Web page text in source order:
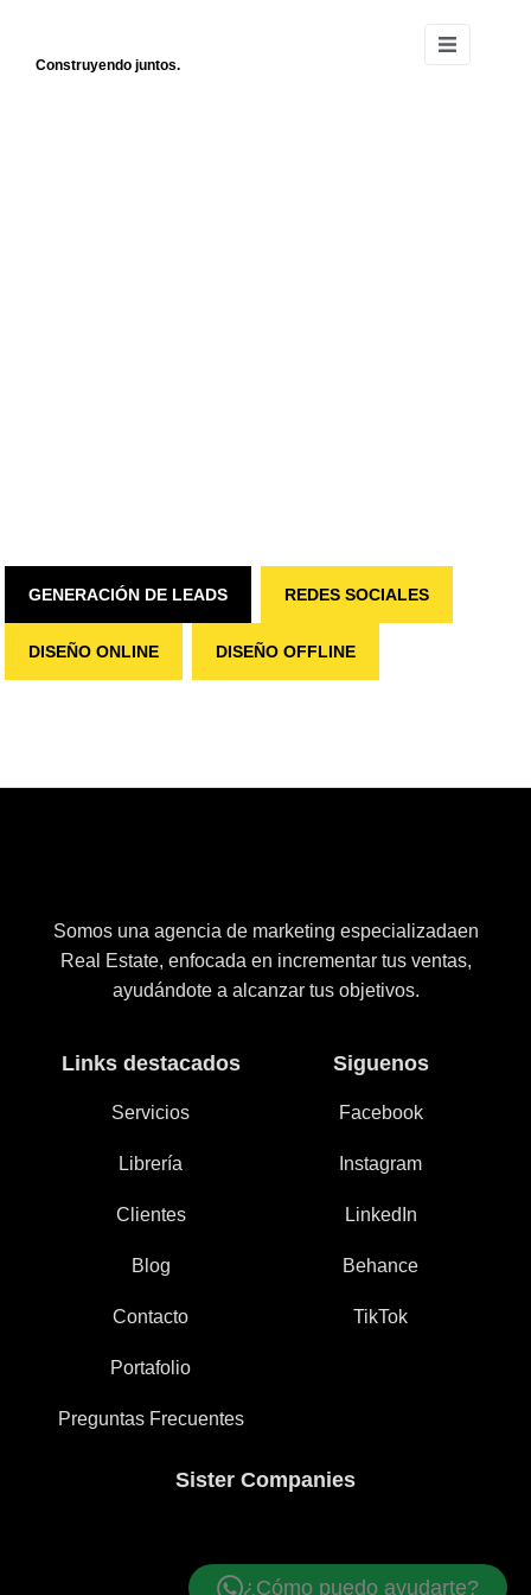
Construyendo juntos.
GENERACIÓN DE LEADS REDES SOCIALES
DISEÑO ONLINE DISEÑO OFFLINE
Somos una agencia de marketing especializadaen
Real Estate, enfocada en incrementar tus ventas,
ayudándote a alcanzar tus objetivos.
Links destacados
Servicios
Librería
Clientes
Blog
Contacto
Portafolio
Preguntas Frecuentes
Siguenos
Facebook
Instagram
LinkedIn
Behance
TikTok
Sister Companies
¿Cómo puedo ayudarte?